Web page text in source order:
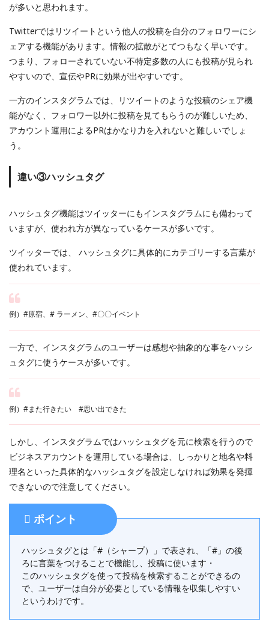
が多いと思われます。
Twitterではリツイートという他人の投稿を自分のフォロワーにシ
ェアする機能があります。情報の拡散がとてつもなく早いです。
つまり、フォローされていない不特定多数の人にも投稿が見られ
やすいので、宣伝やPRに効果が出やすいです。
一方のインスタグラムでは、リツイートのような投稿のシェア機
能がなく、フォロワー以外に投稿を見てもらうのが難しいため、
アカウント運用によるPRはかなり力を入れないと難しいでしょ
う。
違い③ハッシュタグ
ハッシュタグ機能はツイッターにもインスタグラムにも備わって
いますが、使われ方が異なっているケースが多いです。
ツイッターでは、 ハッシュタグに具体的にカテゴリーする言葉が
使われています。
例）#原宿、# ラーメン、#〇〇イベント
一方で、インスタグラムのユーザーは感想や抽象的な事をハッシ
ュタグに使うケースが多いです。
例）#また行きたい #思い出できた
しかし、インスタグラムではハッシュタグを元に検索を行うので
ビジネスアカウントを運用している場合は、しっかりと地名や料
理名といった具体的なハッシュタグを設定しなければ効果を発揮
できないので注意してください。
ポイント
ハッシュタグとは「#（シャープ）」で表され、「#」の後
ろに言葉をつけることで機能し、投稿に使います・
このハッシュタグを使って投稿を検索することができるの
で、ユーザーは自分が必要としている情報を収集しやすい
というわけです。